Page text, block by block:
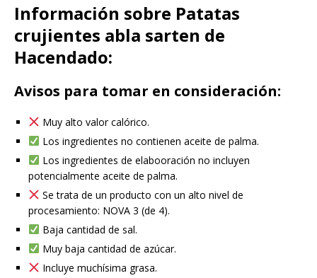
Información sobre Patatas
crujientes abla sarten de
Hacendado:
Avisos para tomar en consideración:
Muy alto valor calórico.
Los ingredientes no contienen aceite de palma.
Los ingredientes de elabooración no incluyen
potencialmente aceite de palma.
Se trata de un producto con un alto nivel de
procesamiento: NOVA 3 (de 4).
Baja cantidad de sal.
Muy baja cantidad de azúcar.
Incluye muchísima grasa.